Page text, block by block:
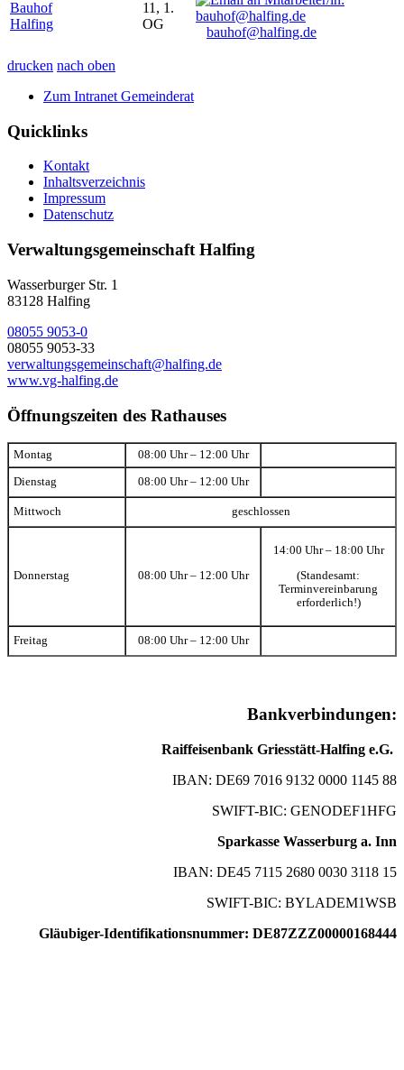
Bauhof
Halfing
11, 1.
OG
bauhof@halfing.de
drucken nach oben
Zum Intranet Gemeinderat
Quicklinks
Kontakt
Inhaltsverzeichnis
Impressum
Datenschutz
Verwaltungsgemeinschaft Halfing
Wasserburger Str. 1
83128 Halfing
08055 9053-0
08055 9053-33
verwaltungsgemeinschaft@halfing.de
www.vg-halfing.de
Öffnungszeiten des Rathauses
Montag 08:00 Uhr – 12:00 Uhr
Dienstag 08:00 Uhr – 12:00 Uhr
Mittwoch geschlossen
Donnerstag 08:00 Uhr – 12:00 Uhr
14:00 Uhr – 18:00 Uhr
(Standesamt:
Terminvereinbarung
erforderlich!)
Freitag 08:00 Uhr – 12:00 Uhr
Bankverbindungen:
Raiffeisenbank Griesstätt-Halfing e.G.
IBAN: DE69 7016 9132 0000 1145 88
SWIFT-BIC: GENODEF1HFG
Sparkasse Wasserburg a. Inn
IBAN: DE45 7115 2680 0030 3118 15
SWIFT-BIC: BYLADEM1WSB
Gläubiger-Identifikationsnummer: DE87ZZZ00000168444